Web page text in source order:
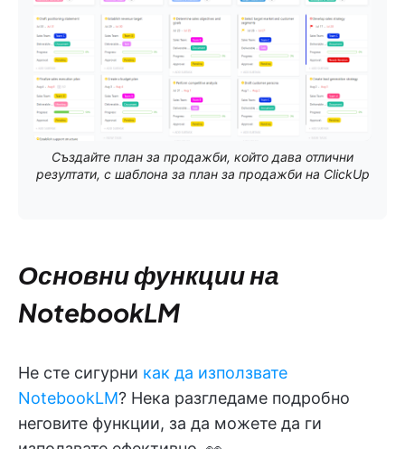
Създайте план за продажби, който дава отлични
резултати, с шаблона за план за продажби на ClickUp
Основни функции на
NotebookLM
Не сте сигурни как да използвате
NotebookLM? Нека разгледаме подробно
неговите функции, за да можете да ги